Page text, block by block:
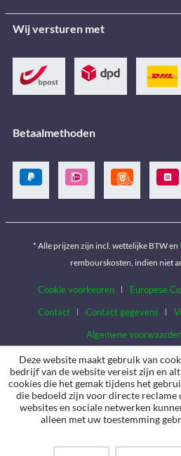
Wij versturen met
Betaalmethoden
* Alle prijzen zijn incl. wettelijke BTW en
rembourskosten, indien niet
Cookie voorkeuren Europese
Contact
Contact gegevens
Algemene
Deze website maakt gebruik van
bedrijf van de website vereist zijn en
cookies die het gemak tijdens het
die bedoeld zijn voor directe
websites en sociale netwerken
alleen met uw toestemming